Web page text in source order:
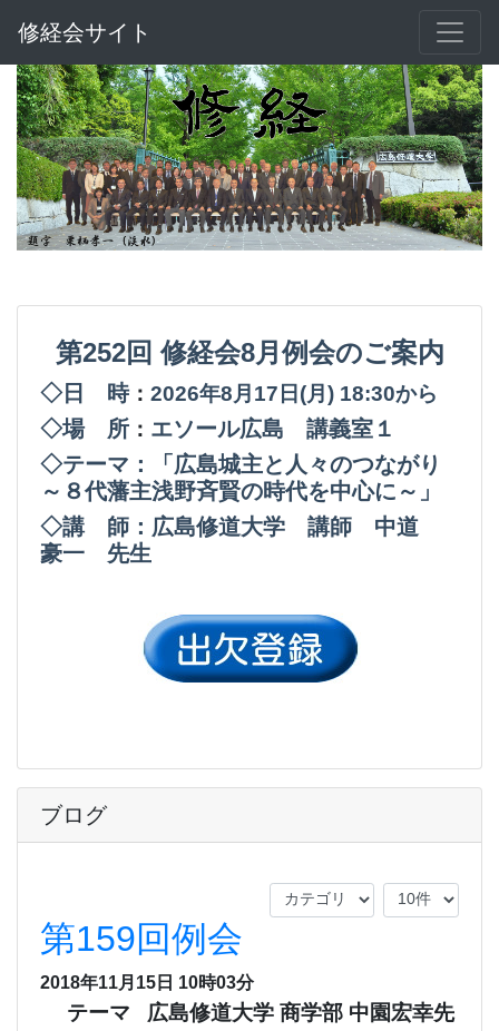
修経会サイト
第252回修経会8月例会のご案内
◇日 時： 2026年8月17日(月 ) 18:30から
◇場 所 ： エソール広島 講義室１
◇テーマ：「広島城主と人々のつながり
～８代藩主浅野斉賢の時代を中心に～」
◇講 師：広島修道大学 講師 中道
豪一 先生
ブログ
第159回例会
2018年11月15日 10時03分
テーマ 広島修道大学 商学部 中園宏幸先